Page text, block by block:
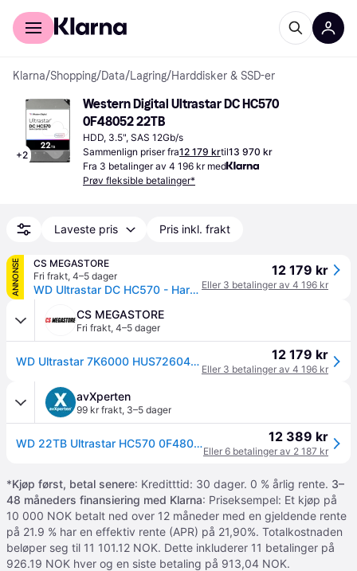
For kunder
Klarna/Shopping/Data/Lagring/Harddisker & SSD-er
+2
Western Digital Ultrastar DC HC570
0F48052 22TB
HDD, 3.5", SAS 12Gb/s
Sammenlign priser fra12 179 krtil13 970 kr
Fra 3 betalinger av 4 196 kr med
Prøv fleksible betalinger*
Laveste pris Pris inkl. frakt
ANNONSE
CS MEGASTORE
Fri frakt, 4–5 dager
WD Ultrastar DC HC570 - Harddisk - 22 TB - intern - 3.5 - SAS 12Gb/s - 7200 rpm - buffer: 512 MB
12 179 kr
Eller 3 betalinger av 4 196 kr
CS MEGASTORE
Fri frakt, 4–5 dager
WD Ultrastar 7K6000 HUS726040ALS210 - Harddisk - 4 TB - intern - 3.5 - SAS 12Gb/s - 7200 rpm - buffer: 128 MB 12 179 kr
Eller 3 betalinger av 4 196 kr
avXperten
99 kr frakt, 3–5 dager
WD 22TB Ultrastar HC570 0F48052 HDD - 7200RPM - 3,5" (512MB cache) 12 389 kr
Eller 6 betalinger av 2 187 kr
*Kjøp først, betal senere: Kreditttid: 30 dager. 0 % årlig rente. 3–
48 måneders finansiering med Klarna: Priseksempel: Et kjøp på
10 000 NOK betalt ned over 12 måneder med en gjeldende rente
på 21.9 % har en effektiv rente (APR) på 21,90%. Totalkostnaden
beløper seg til 11 101.12 NOK. Dette inkluderer 11 betalinger på
926.19 NOK hver og en siste betaling på 913,04 NOK.